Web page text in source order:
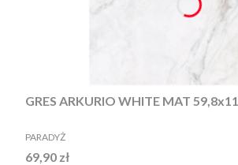
GRES ARKURIO WHITE MAT
PRODUCENT
PARADYŻ
Cena
69,90 zł